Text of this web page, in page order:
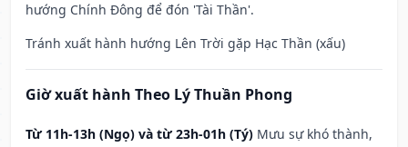
hướng Chính Đông để đón 'Tài Thần'.
Tránh xuất hành hướng Lên Trời gặp Hạc Thần (xấu)
Giờ xuất hành Theo Lý Thuần Phong
Từ 11h-13h (Ngọ) và từ 23h-01h (Tý) Mưu sự khó thành,